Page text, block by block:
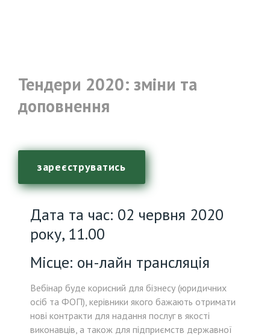
Тендери 2020: зміни та
доповнення
зареєструватись
Дата та час: 02 червня 2020
року, 11.00
Місце: он-лайн трансляція
Вебінар буде корисний для бізнесу (юридичних
осіб та ФОП), керівники якого бажають отримати
нові контракти для надання послуг в якості
виконавців, а також для підприємств державної